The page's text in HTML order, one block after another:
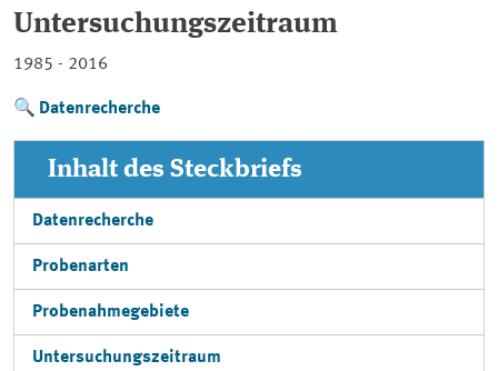
Untersuchungszeitraum
1985 - 2016
Datenrecherche
Inhalt des Steckbriefs
Datenrecherche
Probenarten
Probenahmegebiete
Untersuchungszeitraum